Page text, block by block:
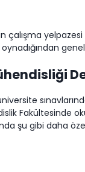
çalışma
şu gibi daha